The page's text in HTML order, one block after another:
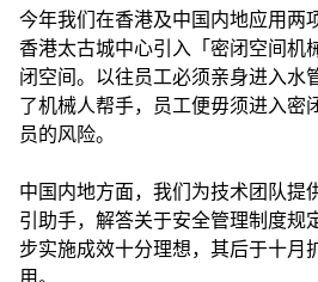
今年我们在香港及中国内地应用两
香港太古城中心引入「密闭空间机
闭空间。以往员工必须亲身进入水
了机械人帮手，员工便毋须进入密
员的风险。
中国内地方面，我们为技术团队提
引助手，解答关于安全管理制度规
步实施成效十分理想，其后于十月
用。